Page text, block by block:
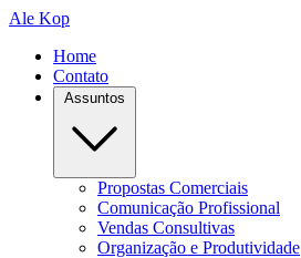
Ale Kop
Home
Contato
Propostas Comerciais
Comunicação Profissional
Vendas Consultivas
Organização e Produtividade